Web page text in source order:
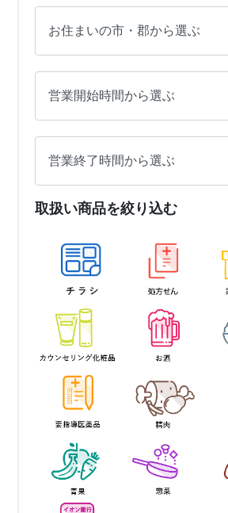
取扱い商品を絞り込む